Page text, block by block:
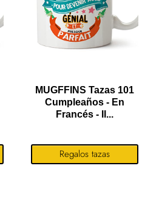
MUGFFINS Tazas 101
Cumpleaños - En
Francés - Il...
Regalos tazas